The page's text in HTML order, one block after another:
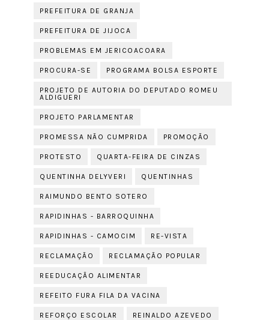
PREFEITURA DE GRANJA
PREFEITURA DE JIJOCA
PROBLEMAS EM JERICOACOARA
PROCURA-SE PROGRAMA BOLSA ESPORTE
PROJETO DE AUTORIA DO DEPUTADO ROMEU
ALDIGUERI
PROJETO PARLAMENTAR
PROMESSA NÃO CUMPRIDA PROMOÇÃO
PROTESTO QUARTA-FEIRA DE CINZAS
QUENTINHA DELYVERI QUENTINHAS
RAIMUNDO BENTO SOTERO
RAPIDINHAS - BARROQUINHA
RAPIDINHAS - CAMOCIM RE-VISTA
RECLAMAÇÃO RECLAMAÇÃO POPULAR
REEDUCAÇÃO ALIMENTAR
REFEITO FURA FILA DA VACINA
REFORÇO ESCOLAR REINALDO AZEVEDO